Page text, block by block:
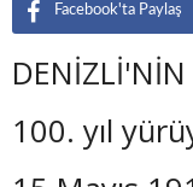
Facebook'ta Paylaş
DENİZLİ'NİN
100. yıl